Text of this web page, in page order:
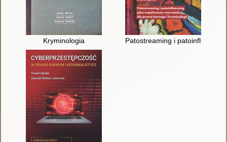
Kryminologia Patostreaming i